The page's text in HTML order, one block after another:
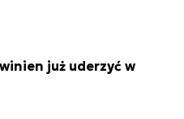
już uderzyć w